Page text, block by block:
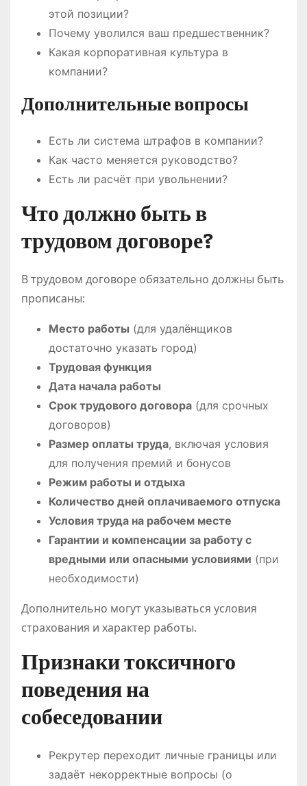
этой позиции?
Почему уволился ваш предшественник?
Какая корпоративная культура в
компании?
Дополнительные вопросы
Есть ли система штрафов в компании?
Как часто меняется руководство?
Есть ли расчёт при увольнении?
Что должно быть в
трудовом договоре?
В трудовом договоре обязательно должны быть
прописаны:
Место работы (для удалёнщиков
достаточно указать город)
Трудовая функция
Дата начала работы
Срок трудового договора (для срочных
договоров)
Размер оплаты труда, включая условия
для получения премий и бонусов
Режим работы и отдыха
Количество дней оплачиваемого отпуска
Условия труда на рабочем месте
Гарантии и компенсации за работу с
вредными или опасными условиями (при
необходимости)
Дополнительно могут указываться условия
страхования и характер работы.
Признаки токсичного
поведения на
собеседовании
Рекрутер переходит личные границы или
задаёт некорректные вопросы (о